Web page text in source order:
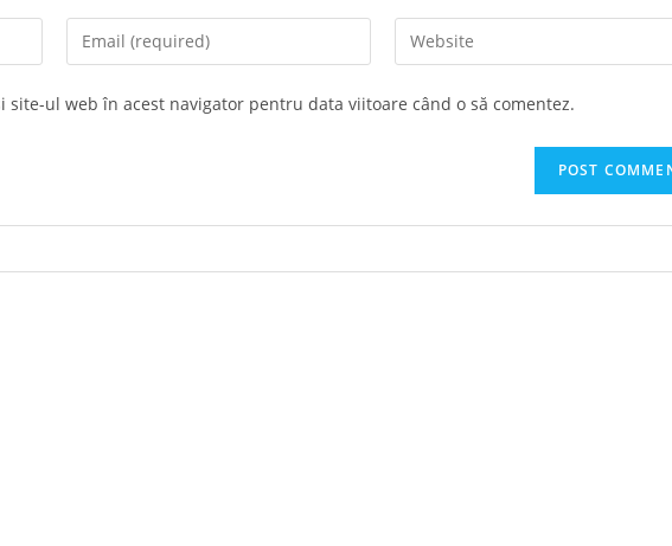
Enter
your
Enter
your
site-ul web în acest navigator pentru data viitoare când o să comentez.